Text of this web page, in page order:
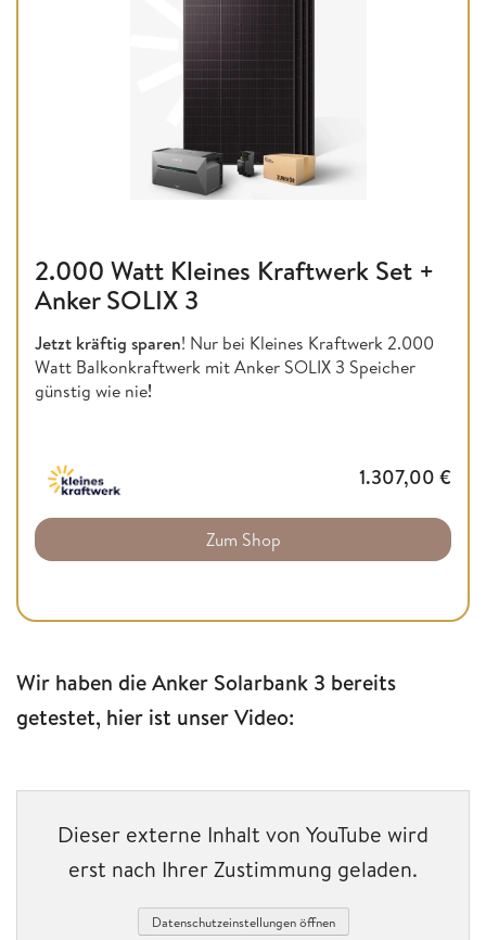
2.000 Watt Kleines Kraftwerk Set +
Anker SOLIX 3
Jetzt kräftig sparen! Nur bei Kleines Kraftwerk 2.000
Watt Balkonkraftwerk mit Anker SOLIX 3 Speicher
günstig wie nie!
1.307,00 €
Zum Shop
Wir haben die Anker Solarbank 3 bereits
getestet, hier ist unser Video:
Dieser externe Inhalt von YouTube wird
erst nach Ihrer Zustimmung geladen.
Datenschutzeinstellungen öffnen